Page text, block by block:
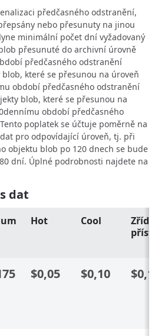
předčasného odstranění,
nebo přesunuty na jinou
minimální počet dní vyžadovaný
přesunuté do archivní úrovně
předčasného odstranění
které se přesunou na úroveň
období předčasného odstranění
blob, které se přesunou na
období předčasného
poplatek se účtuje poměrně na
pro odpovídající úroveň, tj. při
objektu blob po 120 dnech se bude
dní. Úplné podrobnosti najdete na
dat
Hot Cool
$0,05 $0,10